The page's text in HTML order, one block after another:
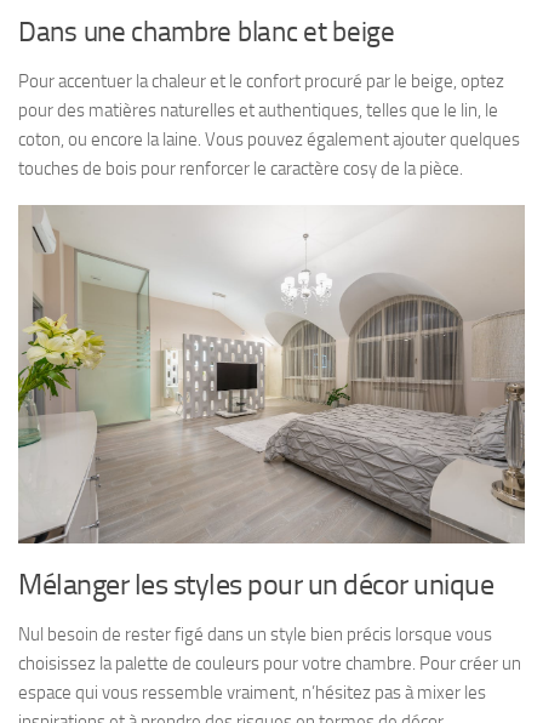
Dans une chambre blanc et beige
Pour accentuer la chaleur et le confort procuré par le beige, optez
pour des matières naturelles et authentiques, telles que le lin, le
coton, ou encore la laine. Vous pouvez également ajouter quelques
touches de bois pour renforcer le caractère cosy de la pièce.
Mélanger les styles pour un décor unique
Nul besoin de rester figé dans un style bien précis lorsque vous
choisissez la palette de couleurs pour votre chambre. Pour créer un
espace qui vous ressemble vraiment, n’hésitez pas à mixer les